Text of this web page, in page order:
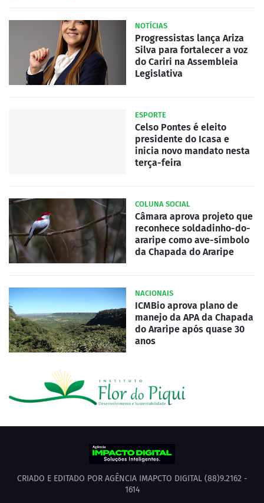
NOTÍCIAS
Progressistas lança Ariza
Silva para fortalecer a voz
do Cariri na Assembleia
Legislativa
ESPORTE
Celso Pontes é eleito
presidente do Icasa e
inicia novo mandato nesta
terça-feira
COLUNA SOCIAL
Câmara aprova projeto que
reconhece soldadinho-do-
araripe como ave-símbolo
da Chapada do Araripe
NACIONAIS
ICMBio aprova plano de
manejo da APA da Chapada
do Araripe após quase 30
anos
CRIADO E EDITADO POR AGÊNCIA IMAPCTO DIGITAL (88)9.2162 -
1614